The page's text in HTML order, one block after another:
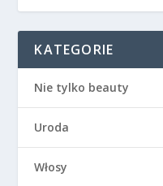
KATEGORIE
Nie tylko beauty
Uroda
Włosy